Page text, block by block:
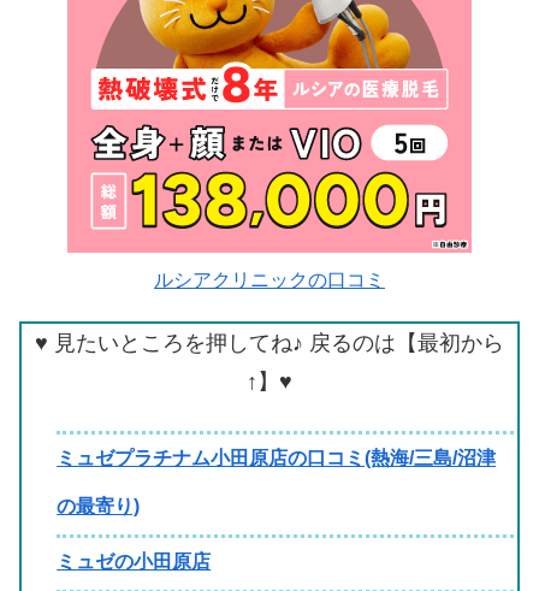
ルシアクリニックの口コミ
♥ 見たいところを押してね♪ 戻るのは【最初から
↑】♥
ミュゼプラチナム小田原店の口コミ(熱海/三島/沼津
の最寄り)
ミュゼの小田原店